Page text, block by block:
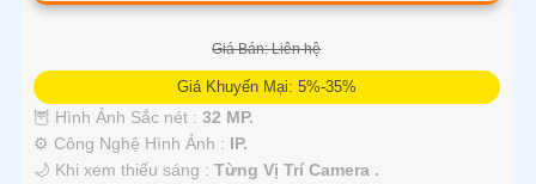
Giá Bán: Liên hệ
Giá Khuyến Mại: 5%-35%
🦉 Hình Ảnh Sắc nét : 32 MP.
⚙ Công Nghệ Hình Ảnh : IP.
🌙 Khi xem thiếu sáng : Từng Vị Trí Camera .